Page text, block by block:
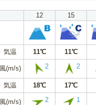
12 15
気温 11℃ 11℃
風(m/s) 2 2
気温 18℃ 17℃
風(m/s) 2 1